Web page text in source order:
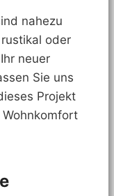
nahezu
oder
neuer
Sie uns
Projekt